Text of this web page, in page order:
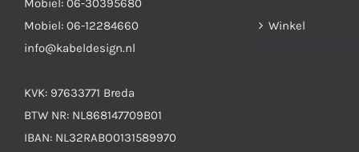
Mobiel: 06-30395680
Mobiel: 06-12284660
info@kabeldesign.nl
KVK: 97633771 Breda
BTW NR: NL868147709B01
IBAN: NL32RABO0131589970
Winkel